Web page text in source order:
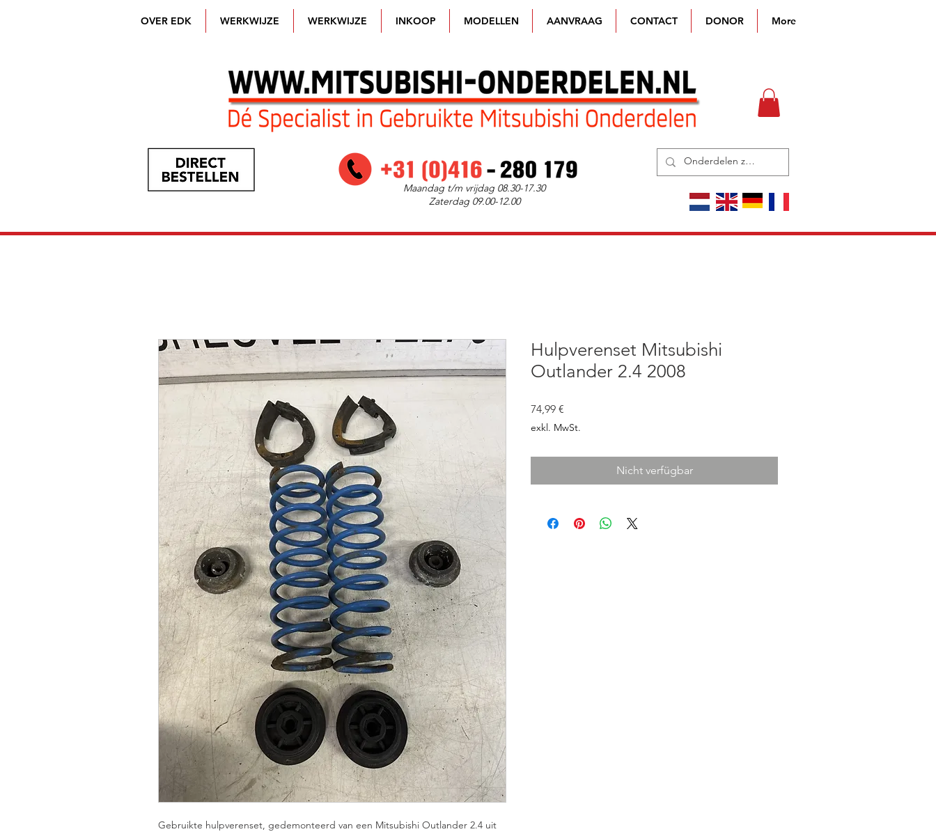
OVER EDK WERKWIJZE WERKWIJZE INKOOP MODELLEN AANVRAAG CONTACT DONOR More
Maandag t/m vrijdag 08.30-17.30
Zaterdag 09.00-12.00
Gebruikte hulpverenset, gedemonteerd van een Mitsubishi Outlander 2.4 uit
Hulpverenset Mitsubishi
Outlander 2.4 2008
74,99 €
exkl. MwSt.
Nicht verfügbar